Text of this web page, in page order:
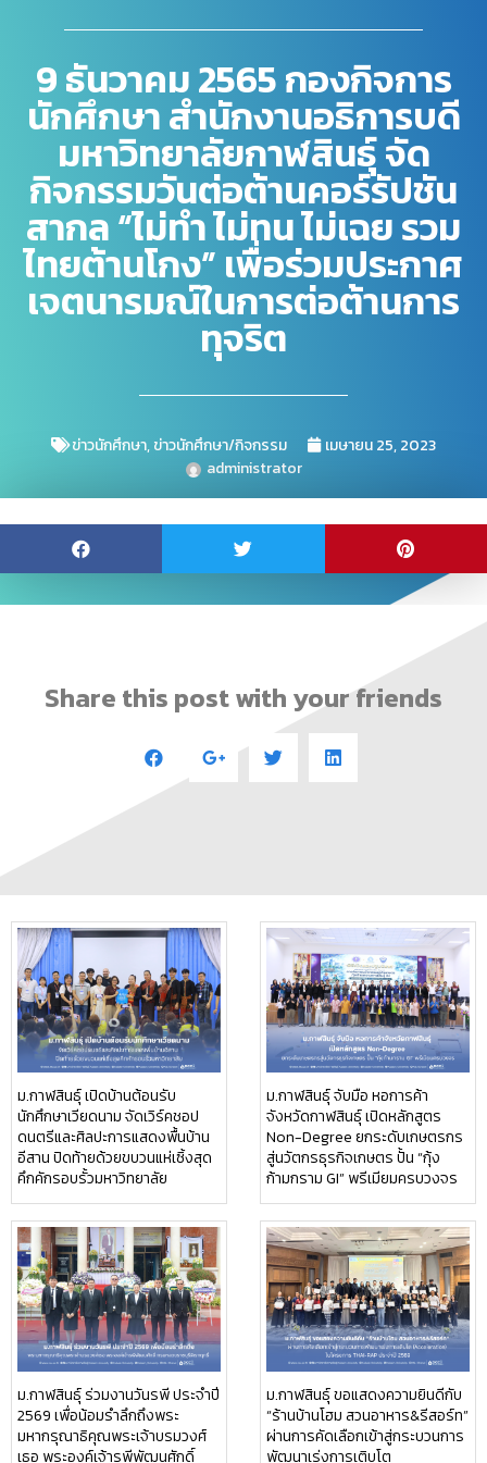
9 ธันวาคม 2565 กองกิจการ
นักศึกษา สำนักงานอธิการบดี
มหาวิทยาลัยกาฬสินธุ์ จัด
กิจกรรมวันต่อต้านคอร์รัปชัน
สากล “ไม่ทำ ไม่ทน ไม่เฉย รวม
ไทยต้านโกง” เพื่อร่วมประกาศ
เจตนารมณ์ในการต่อต้านการ
ทุจริต
ข่าวนักศึกษา,ข่าวนักศึกษา/กิจกรรม
เมษายน 25, 2023
administrator
Share this post with your friends
ม.กาฬสินธุ์ เปิดบ้านต้อนรับ
นักศึกษาเวียดนาม จัดเวิร์คชอป
ดนตรีและศิลปะการแสดงพื้นบ้าน
อีสาน ปิดท้ายด้วยขบวนแห่เซิ้งสุด
คึกคักรอบรั้วมหาวิทยาลัย
ม.กาฬสินธุ์ จับมือ หอการค้า
จังหวัดกาฬสินธุ์ เปิดหลักสูตร
Non-Degree ยกระดับเกษตรกร
สู่นวัตกรธุรกิจเกษตร ปั้น “กุ้ง
ก้ามกราม GI” พรีเมียมครบวงจร
ม.กาฬสินธุ์ ร่วมงานวันรพี ประจำปี
2569 เพื่อน้อมรำลึกถึงพระ
มหากรุณาธิคุณพระเจ้าบรมวงศ์
เธอ พระองค์เจ้ารพีพัฒนศักดิ์
ม.กาฬสินธุ์ ขอแสดงความยินดีกับ
“ร้านบ้านโฮม สวนอาหาร&รีสอร์ท”
ผ่านการคัดเลือกเข้าสู่กระบวนการ
พัฒนาเร่งการเติบโต